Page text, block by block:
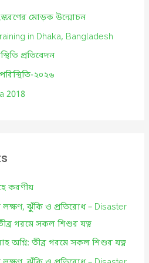
মোড়ক উন্মোচন
in Dhaka, Bangladesh
প্রতিবেদন
২০২৬
2018
করণীয়
লক্ষণ, ঝুঁকি ও প্রতিরোধ – Disaster
গরমে সকল শিশুর যত্ন
অগ্নি: তীব্র গরমে সকল শিশুর যত্ন